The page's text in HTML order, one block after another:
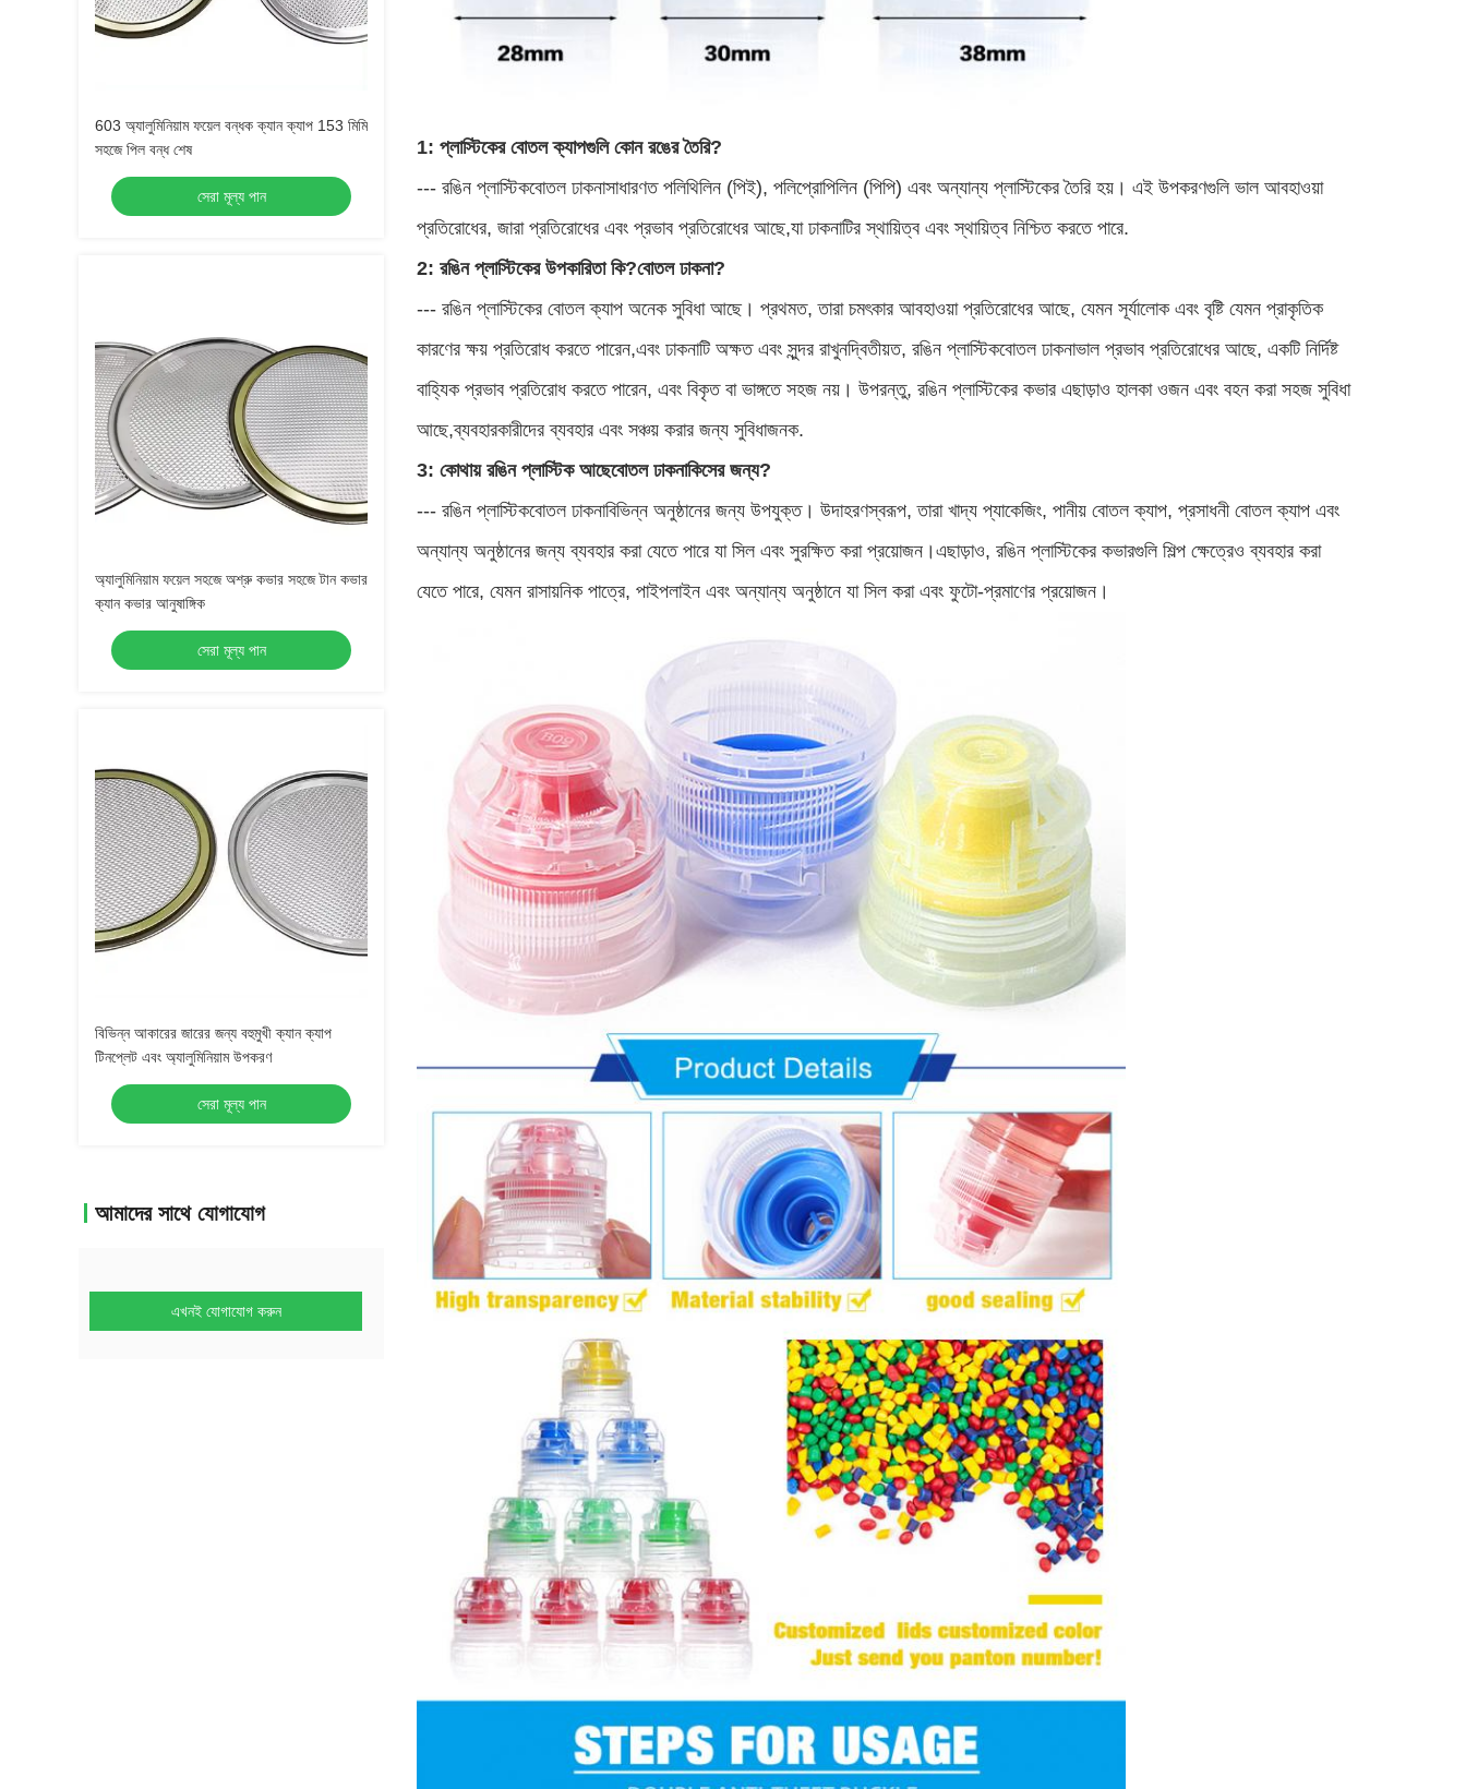
603 অ্যালুমিনিয়াম ফয়েল বন্ধক ক্যান ক্যাপ 153 মিমি
সহজে পিল বন্ধ শেষ
সেরা মূল্য পান
অ্যালুমিনিয়াম ফয়েল সহজে অশ্রু কভার সহজে টান কভার
ক্যান কভার আনুষাঙ্গিক
সেরা মূল্য পান
বিভিন্ন আকারের জারের জন্য বহুমুখী ক্যান ক্যাপ
টিনপ্লেট এবং অ্যালুমিনিয়াম উপকরণ
সেরা মূল্য পান
আমাদের সাথে যোগাযোগ
এখনই যোগাযোগ করুন
1: প্লাস্টিকের বোতল ক্যাপগুলি কোন রঙের তৈরি?
--- রঙিন প্লাস্টিকবোতল ঢাকনাসাধারণত পলিথিলিন (পিই), পলিপ্রোপিলিন (পিপি) এবং অন্যান্য প্লাস্টিকের তৈরি হয়। এই উপকরণগুলি ভাল আবহাওয়া
প্রতিরোধের, জারা প্রতিরোধের এবং প্রভাব প্রতিরোধের আছে,যা ঢাকনাটির স্থায়িত্ব এবং স্থায়িত্ব নিশ্চিত করতে পারে.
2: রঙিন প্লাস্টিকের উপকারিতা কি?বোতল ঢাকনা?
--- রঙিন প্লাস্টিকের বোতল ক্যাপ অনেক সুবিধা আছে। প্রথমত, তারা চমৎকার আবহাওয়া প্রতিরোধের আছে, যেমন সূর্যালোক এবং বৃষ্টি যেমন প্রাকৃতিক
কারণের ক্ষয় প্রতিরোধ করতে পারেন,এবং ঢাকনাটি অক্ষত এবং সুন্দর রাখুনদ্বিতীয়ত, রঙিন প্লাস্টিকবোতল ঢাকনাভাল প্রভাব প্রতিরোধের আছে, একটি নির্দিষ্ট
বাহ্যিক প্রভাব প্রতিরোধ করতে পারেন, এবং বিকৃত বা ভাঙ্গতে সহজ নয়। উপরন্তু, রঙিন প্লাস্টিকের কভার এছাড়াও হালকা ওজন এবং বহন করা সহজ সুবিধা
আছে,ব্যবহারকারীদের ব্যবহার এবং সঞ্চয় করার জন্য সুবিধাজনক.
3: কোথায় রঙিন প্লাস্টিক আছেবোতল ঢাকনাকিসের জন্য?
--- রঙিন প্লাস্টিকবোতল ঢাকনাবিভিন্ন অনুষ্ঠানের জন্য উপযুক্ত। উদাহরণস্বরূপ, তারা খাদ্য প্যাকেজিং, পানীয় বোতল ক্যাপ, প্রসাধনী বোতল ক্যাপ এবং
অন্যান্য অনুষ্ঠানের জন্য ব্যবহার করা যেতে পারে যা সিল এবং সুরক্ষিত করা প্রয়োজন।এছাড়াও, রঙিন প্লাস্টিকের কভারগুলি শিল্প ক্ষেত্রেও ব্যবহার করা
যেতে পারে, যেমন রাসায়নিক পাত্রে, পাইপলাইন এবং অন্যান্য অনুষ্ঠানে যা সিল করা এবং ফুটো-প্রমাণের প্রয়োজন।